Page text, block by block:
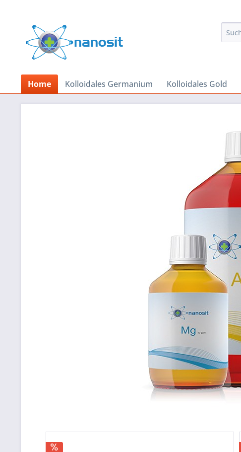
Home Kolloidales Germanium Kolloidales Gold